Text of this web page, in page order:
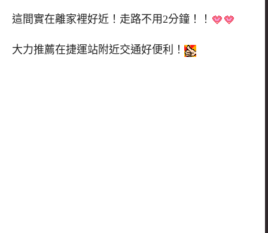
這間實在離家裡好近！走路不用2分鐘！！
大力推薦在捷運站附近交通好便利！